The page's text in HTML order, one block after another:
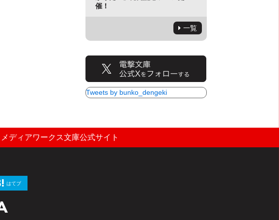
催！
一覧
Tweets by bunko_dengeki
メディアワークス文庫公式サイト
はてブ